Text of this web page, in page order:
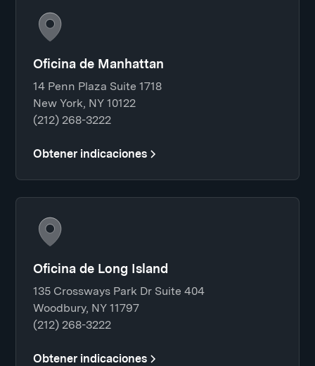
Oficina de Manhattan
14 Penn Plaza Suite 1718
New York, NY 10122
(212) 268-3222
Obtener indicaciones
Oficina de Long Island
135 Crossways Park Dr Suite 404
Woodbury, NY 11797
(212) 268-3222
Obtener indicaciones